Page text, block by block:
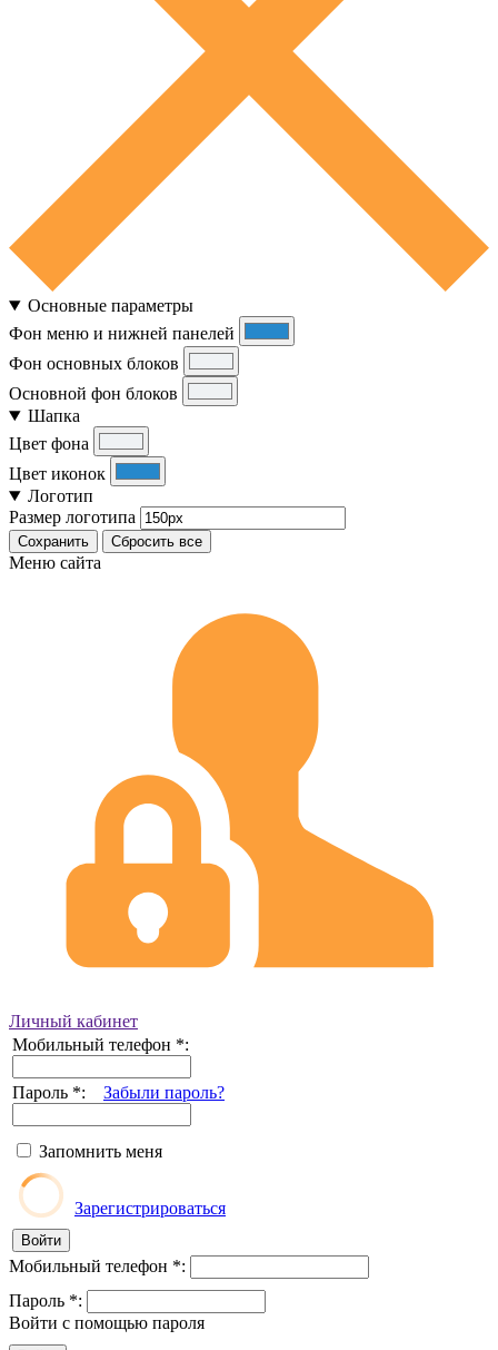
Основные параметры
Фон меню и нижней панелей
Фон основных блоков
Основной фон блоков
Шапка
Цвет фона
Цвет иконок
Логотип
Размер логотипа
Сохранить Сбросить все
Меню сайта
Личный кабинет
Мобильный телефон *:
Пароль *: Забыли пароль?
Запомнить меня
Зарегистрироваться
Мобильный телефон *:
Пароль *:
Войти с помощью пароля